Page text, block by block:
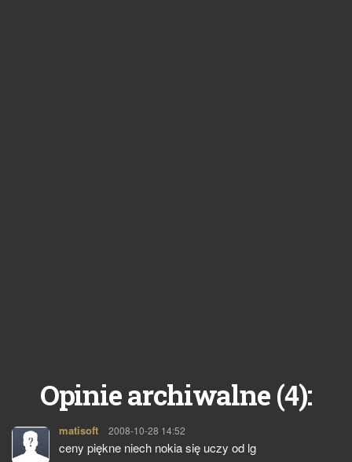
Opinie archiwalne (4):
matisoft pisze:
2008-10-28 14:52
ceny piękne niech nokia się uczy od lg